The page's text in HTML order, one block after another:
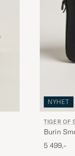
NYHET
TIGER OF
Burin
5 499,-